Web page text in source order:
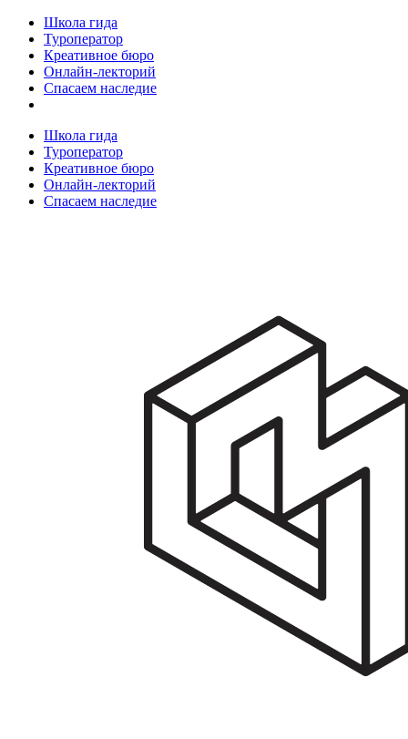
Школа гида
Туроператор
Креативное бюро
Онлайн-лекторий
Спасаем наследие
Школа гида
Туроператор
Креативное бюро
Онлайн-лекторий
Спасаем наследие